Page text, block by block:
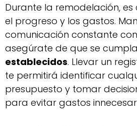
Durante la remodelación,
el progreso y los gastos.
comunicación constante
asegúrate de que se
establecidos. Llevar un
te permitirá identificar
presupuesto y tomar
para evitar gastos